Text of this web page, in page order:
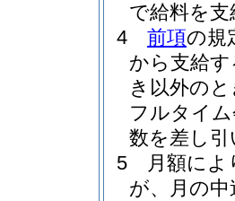
で給料を
4
前項の規
から支給
き以外の
フルタイ
数を差し
5
月額に
が、月の